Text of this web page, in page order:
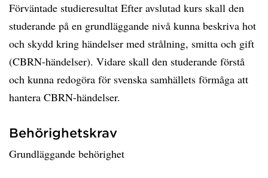
Förväntade studieresultat Efter avslutad kurs skall den
studerande på en grundläggande nivå kunna beskriva hot
och skydd kring händelser med strålning, smitta och gift
(CBRN-händelser). Vidare skall den studerande förstå
och kunna redogöra för svenska samhällets förmåga att
hantera CBRN-händelser.
Behörighetskrav
Grundläggande behörighet